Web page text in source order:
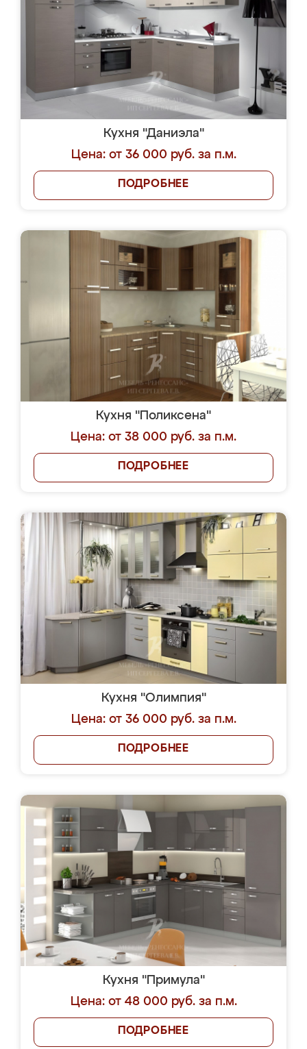
Кухня "Даниэла"
Цена: от 36 000 руб. за п.м.
ПОДРОБНЕЕ
Кухня "Поликсена"
Цена: от 38 000 руб. за п.м.
ПОДРОБНЕЕ
Кухня "Олимпия"
Цена: от 36 000 руб. за п.м.
ПОДРОБНЕЕ
Кухня "Примула"
Цена: от 48 000 руб. за п.м.
ПОДРОБНЕЕ